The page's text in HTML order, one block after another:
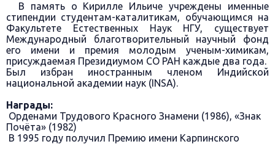
В память о Кирилле Ильиче учреждены именные
стипендии студентам-каталитикам, обучающимся на
Факультете Естественных Наук НГУ, существует
Международный благотворительный научный фонд
его имени и премия молодым ученым-химикам,
присуждаемая Президиумом СО РАН каждые два года.
Был избран иностранным членом Индийской
национальной академии наук (INSA).
Награды:
Орденами Трудового Красного Знамени (1986), «Знак
Почёта» (1982)
В 1995 году получил Премию имени Карпинского